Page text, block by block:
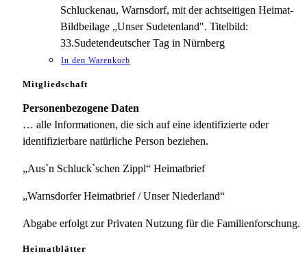
Schluckenau, Warnsdorf, mit der achtseitigen Heimat-
Bildbeilage „Unser Sudetenland". Titelbild:
33.Sudetendeutscher Tag in Nürnberg
In den Warenkorb
Mitgliedschaft
Personenbezogene Daten
… alle Informationen, die sich auf eine identifizierte oder
identifizierbare natürliche Person beziehen.
„Aus`n Schluck`schen Zippl“ Heimatbrief
„Warnsdorfer Heimatbrief / Unser Niederland“
Abgabe erfolgt zur Privaten Nutzung für die Familienforschung.
Heimatblätter